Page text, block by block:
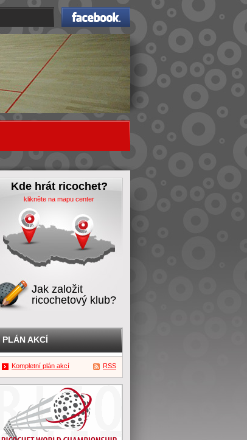
Facebook
Kde hrát ricochet?
klikněte na mapu center
Jak založit
ricochetový klub?
PLÁN AKCÍ
Kompletní plán akcí RSS